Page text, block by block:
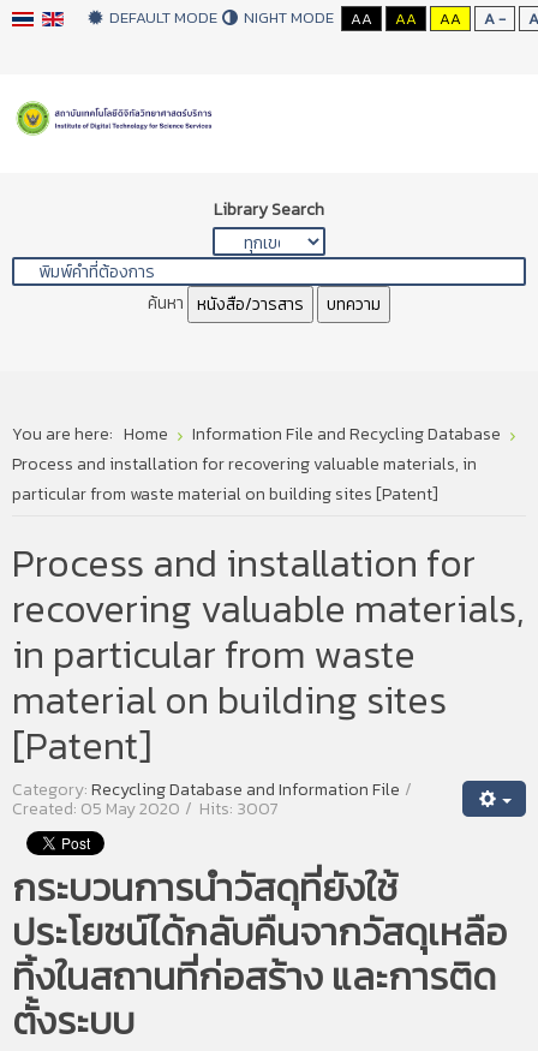
DEFAULT MODE NIGHT MODE AA AA AA A - A
Library Search
ค้นหา หนังสือ/วารสาร บทความ
You are here: Home
Information File and Recycling Database
Process and installation for recovering valuable materials, in
particular from waste material on building sites [Patent]
Process and installation for
recovering valuable materials,
in particular from waste
material on building sites
[Patent]
Category:Recycling Database and Information File
Created: 05 May 2020 Hits: 3007
กระบวนการนำวัสดุที่ยังใช้
ประโยชน์ได้กลับคืนจากวัสดุเหลือ
ทิ้งในสถานที่ก่อสร้าง และการติด
ตั้งระบบ